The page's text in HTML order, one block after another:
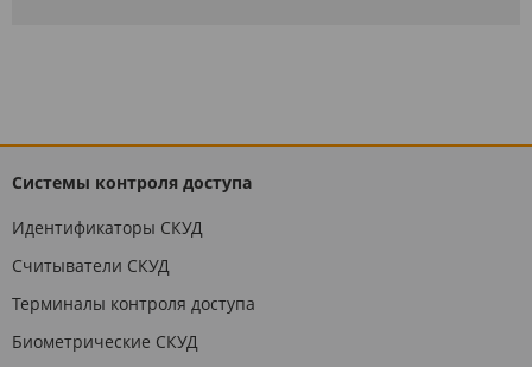
Системы контроля доступа
Идентификаторы СКУД
Считыватели СКУД
Терминалы контроля доступа
Биометрические СКУД